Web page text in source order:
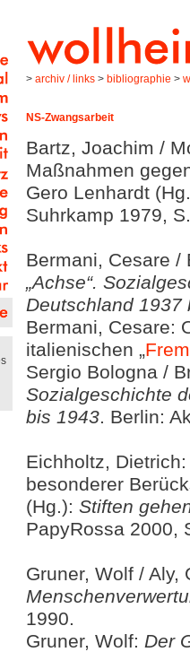
> archiv / links > bibliographie >
NS-Zwangsarbeit
Bartz, Joachim /
Maßnahmen
Gero Lenhardt
Suhrkamp 1979,
Bermani, Cesare
„Achse“.
Deutschland 1937
Bermani, Cesare:
italienischen „
Sergio Bologna /
Sozialgeschichte
bis 1943. Berlin:
Eichholtz,
besonderer
(Hg.): Stiften
PapyRossa 2000,
Gruner, Wolf / Aly,
1990.
Gruner, Wolf: Der